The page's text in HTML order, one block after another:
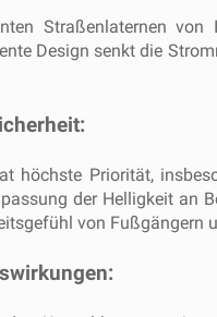
Straßenlaternen
Design senkt die
höchste Priorität,
der Helligkeit an
von Fußgängern